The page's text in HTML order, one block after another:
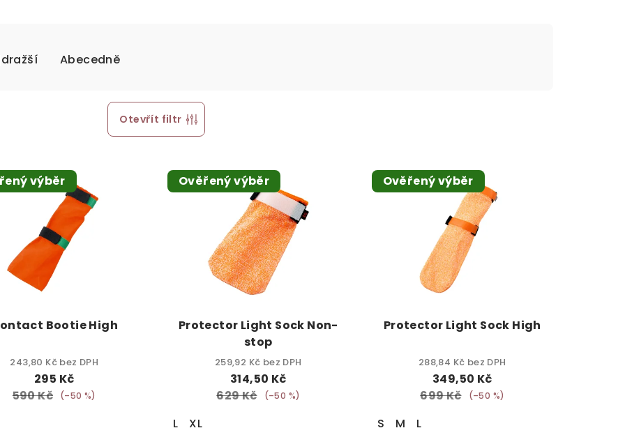
Abecedně
Otevřít filtr
výběr
Bootie High
243,80 Kč bez DPH
295 Kč
590 Kč
(–50 %)
Ověřený výběr
Protector Light Sock Non-
stop
259,92 Kč bez DPH
314,50 Kč
629 Kč
(–50 %)
L
XL
Ověřený výběr
Protector Light Sock High
288,84 Kč bez DPH
349,50 Kč
699 Kč
(–50 %)
S M
L